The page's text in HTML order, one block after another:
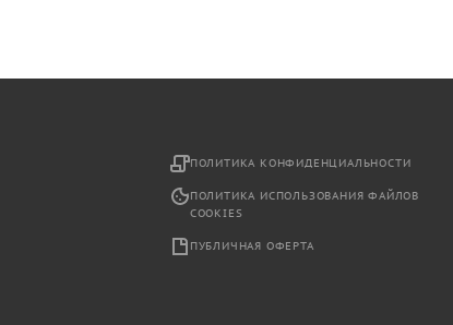
ПОЛИТИКА КОНФИДЕНЦИАЛЬНОСТИ
ПОЛИТИКА ИСПОЛЬЗОВАНИЯ ФАЙЛОВ
COOKIES
ПУБЛИЧНАЯ ОФЕРТА